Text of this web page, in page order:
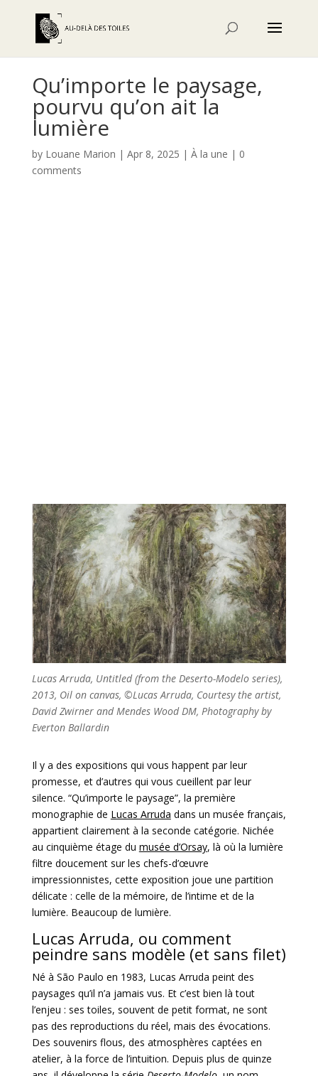
Qu’importe le paysage,
pourvu qu’on ait la
lumière
by Louane Marion | Apr 8, 2025 | À la une | 0
comments
Lucas Arruda, Untitled(from the Deserto-Modelo series),
2013, Oil on canvas, ©Lucas Arruda, Courtesy the artist,
David Zwirner and Mendes Wood DM, Photography by
Everton Ballardin
Il y a des expositions qui vous happent par leur
promesse, et d’autres qui vous cueillent par leur
silence. “Qu’importe le paysage”, la première
monographie de Lucas Arruda dans un musée français,
appartient clairement à la seconde catégorie. Nichée
au cinquième étage du musée d’Orsay, là où la lumière
filtre doucement sur les chefs-d’œuvre
impressionnistes, cette exposition joue une partition
délicate : celle de la mémoire, de l’intime et de la
lumière. Beaucoup de lumière.
Lucas Arruda, ou comment
peindre sans modèle (et sans filet)
Né à São Paulo en 1983, Lucas Arruda peint des
paysages qu’il n’a jamais vus. Et c’est bien là tout
l’enjeu : ses toiles, souvent de petit format, ne sont
pas des reproductions du réel, mais des évocations.
Des souvenirs flous, des atmosphères captées en
atelier, à la force de l’intuition. Depuis plus de quinze